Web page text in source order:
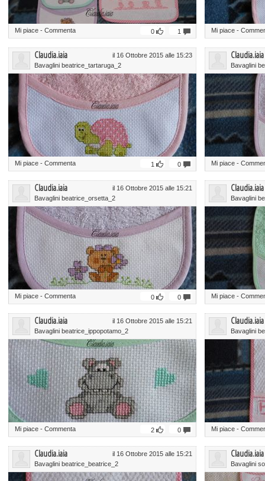
Mi piace - Commenta 1
0 Mi piace -
Claudia.iaia
Bavaglini beatrice_tartaruga_2
il 16 Ottobre 2015 alle 15:23
Mi piace - Commenta 0
1
Claudia.iaia
Bavaglini
Mi piace -
Claudia.iaia
Bavaglini beatrice_orsetta_2
il 16 Ottobre 2015 alle 15:21
Mi piace - Commenta 0
0
Claudia.iaia
Bavaglini
Mi piace -
Claudia.iaia
Bavaglini beatrice_ippopotamo_2
il 16 Ottobre 2015 alle 15:21
Mi piace - Commenta 0
2
Claudia.iaia
Bavaglini
Mi piace -
Claudia.iaia
Bavaglini beatrice_beatrice_2
il 16 Ottobre 2015 alle 15:21 Claudia.iaia
Bavaglini